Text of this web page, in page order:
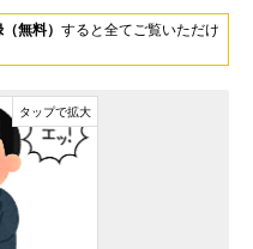
無料） すると全てご覧いただけ